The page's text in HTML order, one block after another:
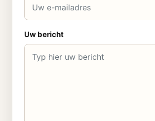
Uw bericht